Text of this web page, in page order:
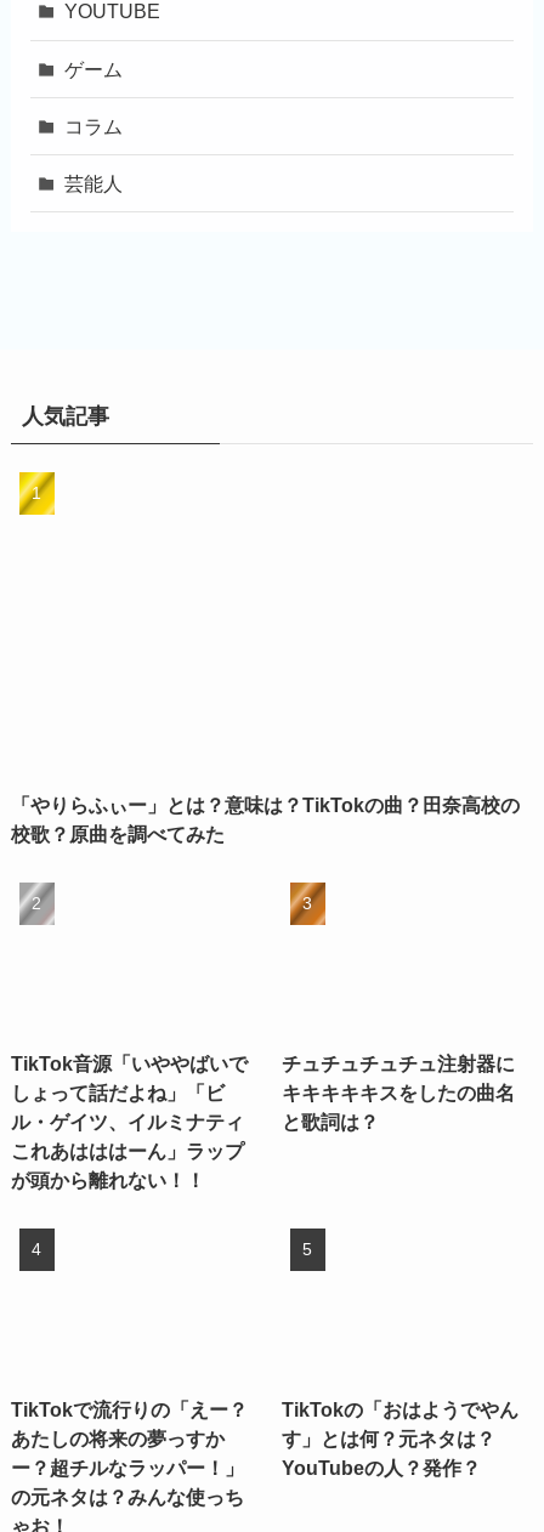
YOUTUBE
ゲーム
コラム
芸能人
人気記事
「やりらふぃー」とは？意味は？TikTokの曲？田奈高校の
校歌？原曲を調べてみた
TikTok音源「いややばいで
しょって話だよね」「ビ
ル・ゲイツ、イルミナティ
これあはははーん」ラップ
が頭から離れない！！
チュチュチュチュ注射器に
キキキキキスをしたの曲名
と歌詞は？
TikTokで流行りの「えー？
あたしの将来の夢っすか
ー？超チルなラッパー！」
の元ネタは？みんな使っち
ゃお！
TikTokの「おはようでやん
す」とは何？元ネタは？
YouTubeの人？発作？